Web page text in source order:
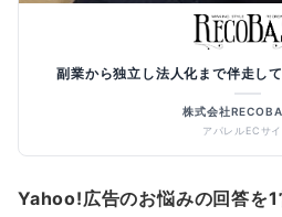
副業から独立し法人化まで伴走し
株式会社
アパレルECサイ
Yahoo!広告のお悩みの回答を1